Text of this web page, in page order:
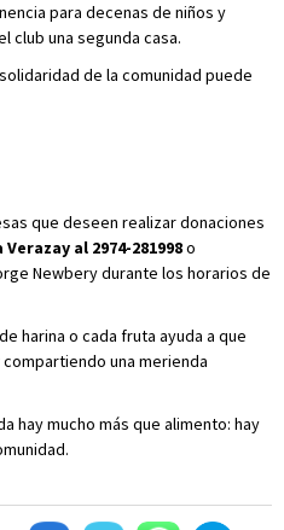
para decenas de niños y
club una segunda casa.
de la comunidad puede
que deseen realizar donaciones
al 2974-281998o
Newbery durante los horarios de
harina o cada fruta ayuda a que
una merienda
hay mucho más que alimento: hay